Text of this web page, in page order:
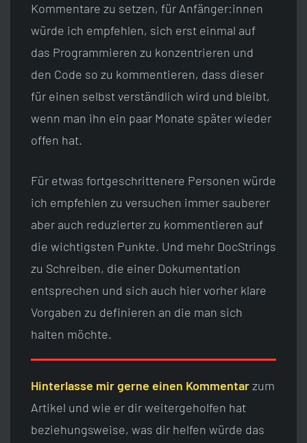
Kommentare zu setzen, für Anfänger:innen
würde ich empfehlen, sich erst einmal auf
das Programmieren zu konzentrieren und
den Code so zu kommentieren, dass dieser
für einen selbst verständlich wird und bleibt,
wenn man ihn ein paar Monate später wieder
offen hat.
Für etwas fortgeschrittenere Personen würde
ich empfehlen zu versuchen immer sauberer
aber auch reduzierter zu kommentieren auf
die wichtigsten Punkte. Und mehr DocStrings
zu Schreiben, die einer Dokumentation
entsprechen und sich auch hier vorher klare
Vorgaben zu definieren an die man sich
halten möchte.
Hinterlasse mir gerne einen Kommentarzum
Artikel und wie er dir weitergeholfen hat
beziehungsweise, was dir helfen würde das